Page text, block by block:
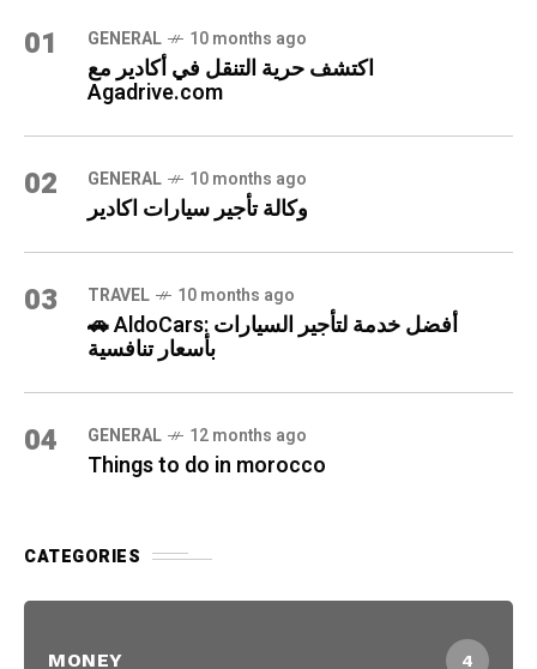
01 GENERAL 10 months ago
اكتشف حرية التنقل في أكادير مع
Agadrive.com
02 GENERAL 10 months ago
وكالة تأجير سيارات اكادير
03 TRAVEL 10 months ago
🚗 AldoCars: أفضل خدمة لتأجير السيارات
بأسعار تنافسية
04 GENERAL 12 months ago
Things to do in morocco
CATEGORIES
MONEY 4